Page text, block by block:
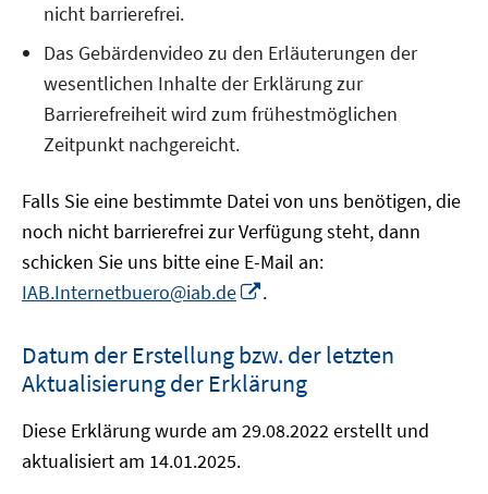
nicht barrierefrei.
Das Gebärdenvideo zu den Erläuterungen der
wesentlichen Inhalte der Erklärung zur
Barrierefreiheit wird zum frühestmöglichen
Zeitpunkt nachgereicht.
Falls Sie eine bestimmte Datei von uns benötigen, die
noch nicht barrierefrei zur Verfügung steht, dann
schicken Sie uns bitte eine E-Mail an:
IAB.Internetbuero@iab.de
Fenster
öffnen
.
Datum der Erstellung bzw. der letzten
Aktualisierung der Erklärung
Diese Erklärung wurde am 29.08.2022 erstellt und
aktualisiert am 14.01.2025.